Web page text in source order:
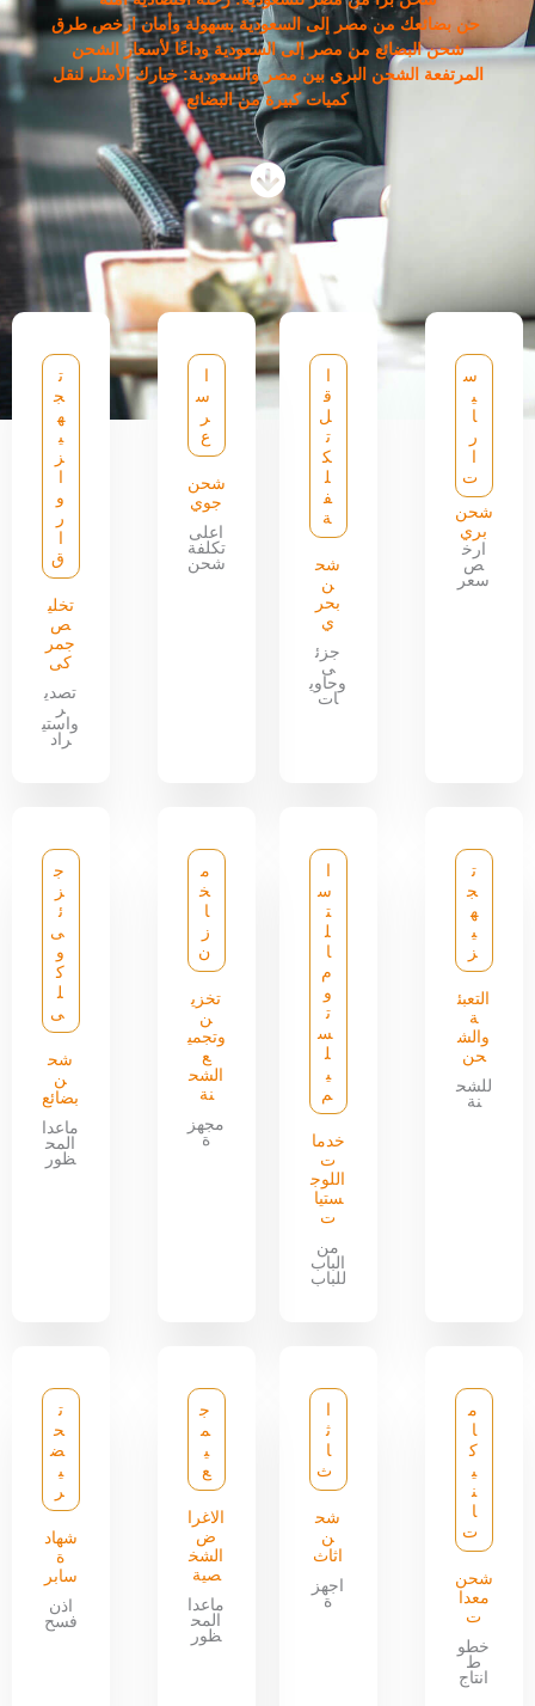
حن بضائعك من مصر إلى السعودية بسهولة وأمان ارخص طرق
شحن البضائع من مصر إلى السعودية وداعًا لأسعار الشحن
المرتفعة الشحن البري بين مصر والسعودية: خيارك الأمثل لنقل
كميات كبيرة من البضائع
س
ي
ا
ر
ت
شحن
بري
ارخ
ص
سعر
ق
ل
ت
ك
ل
ف
ة
شح
ن
بحر
ي
جزئ
ى
وحاوي
ات
س
ر
ع
شحن
جوي
اعلى
تكلفة
شحن
ت
ج
ه
ي
ز
و
ر
ق
تخلي
ص
جمر
كى
تصدي
ر
واستي
راد
ت
ج
ه
ي
ز
التعبئ
ة
والش
حن
للشح
نة
س
ت
ل
ا
م
و
ت
س
ل
ي
م
خدما
ت
اللوج
ستيا
ت
من
الباب
للباب
م
خ
ا
ز
ن
تخزي
ن
وتجمي
ع
الشح
نة
مجهز
ة
ج
ز
ئ
ى
و
ك
ل
ى
شح
ن
بضائع
ماعدا
المح
ظور
م
ا
ك
ي
ن
ا
ت
شحن
معدا
ت
خطو
ط
انتاج
ث
ا
ث
شح
ن
اثاث
اجهز
ة
ج
م
ي
ع
الاغرا
ض
الشخ
صية
ماعدا
المح
ظور
ت
ح
ض
ي
ر
شهاد
ة
سابر
اذن
فسح